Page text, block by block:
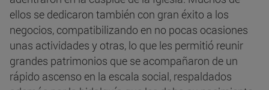
ellos se dedicaron también con gran éxito a los
negocios, compatibilizando en no pocas ocasiones
unas actividades y otras, lo que les permitió reunir
grandes patrimonios que se acompañaron de un
rápido ascenso en la escala social, respaldados